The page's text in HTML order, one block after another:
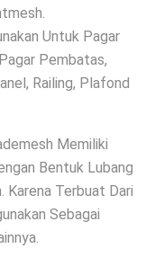
Untuk Pagar
Pembatas,
Railing, Plafond
Memiliki
Bentuk Lubang
Karena Terbuat Dari
Sebagai